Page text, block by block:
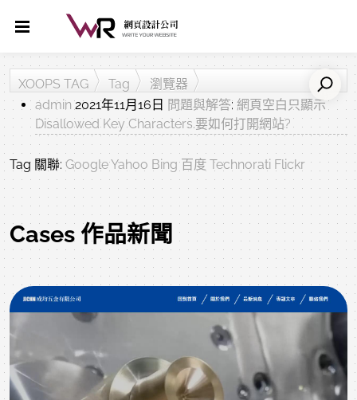
XOOPS TAG Tag
瀏覽器
admin 2021年11月16日 問題與解答: 網頁空白只顯示
Disallowed Key Characters.要如何打開網站?
Tag 關聯: GoogleYahoo Bing 百度 Technorati Flickr
Cases 作品新聞